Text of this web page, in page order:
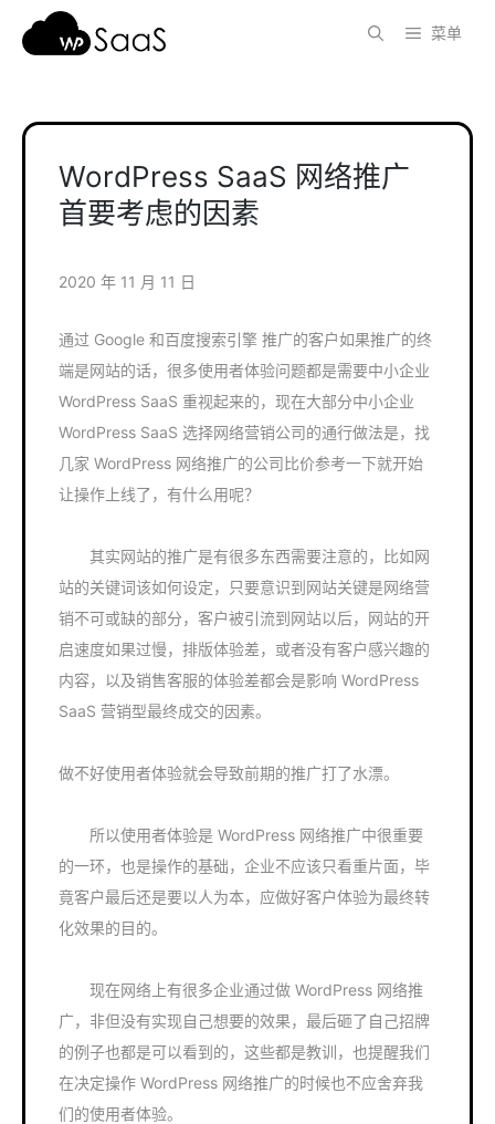
菜单
WordPress SaaS 网络推广
首要考虑的因素
2020 年 11 月 11 日
通过 Google 和百度搜索引擎 推广的客户如果推广的终
端是网站的话，很多使用者体验问题都是需要中小企业
WordPress SaaS 重视起来的，现在大部分中小企业
WordPress SaaS 选择网络营销公司的通行做法是，找
几家 WordPress 网络推广的公司比价参考一下就开始
让操作上线了，有什么用呢？
其实网站的推广是有很多东西需要注意的，比如网
站的关键词该如何设定，只要意识到网站关键是网络营
销不可或缺的部分，客户被引流到网站以后，网站的开
启速度如果过慢，排版体验差，或者没有客户感兴趣的
内容，以及销售客服的体验差都会是影响 WordPress
SaaS 营销型最终成交的因素。
做不好使用者体验就会导致前期的推广打了水漂。
所以使用者体验是 WordPress 网络推广中很重要
的一环，也是操作的基础，企业不应该只看重片面，毕
竟客户最后还是要以人为本，应做好客户体验为最终转
化效果的目的。
现在网络上有很多企业通过做 WordPress 网络推
广，非但没有实现自己想要的效果，最后砸了自己招牌
的例子也都是可以看到的，这些都是教训，也提醒我们
在决定操作 WordPress 网络推广的时候也不应舍弃我
们的使用者体验。